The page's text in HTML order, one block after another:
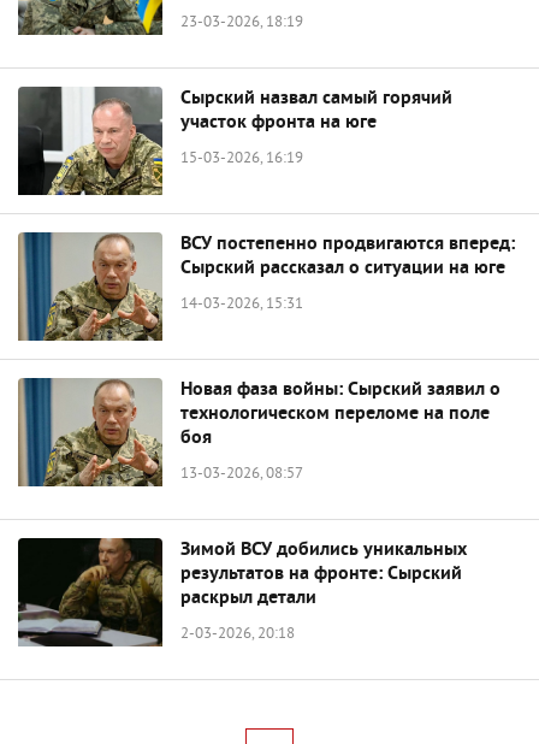
23-03-2026, 18:19
Сырский назвал самый горячий
участок фронта на юге
15-03-2026, 16:19
ВСУ постепенно продвигаются вперед:
Сырский рассказал о ситуации на юге
14-03-2026, 15:31
Новая фаза войны: Сырский заявил о
технологическом переломе на поле
боя
13-03-2026, 08:57
Зимой ВСУ добились уникальных
результатов на фронте: Сырский
раскрыл детали
2-03-2026, 20:18